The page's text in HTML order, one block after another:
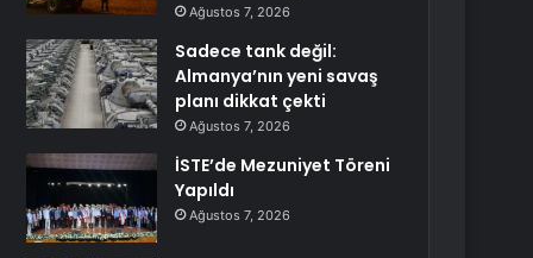
Ağustos 7, 2026
Sadece tank değil:
Almanya’nın yeni savaş
planı dikkat çekti
Ağustos 7, 2026
İSTE’de Mezuniyet Töreni
Yapıldı
Ağustos 7, 2026